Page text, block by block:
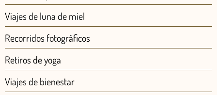
Viajes de luna de miel
Recorridos fotográficos
Retiros de yoga
Viajes de bienestar